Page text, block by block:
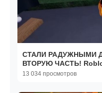
СТАЛИ РАДУЖНЫМИ
ВТОРУЮ ЧАСТЬ!
13 034 просмотров